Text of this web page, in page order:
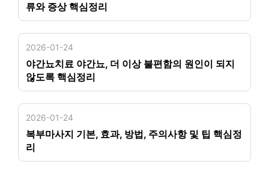
류와 증상 핵심정리
2026-01-24
야간뇨치료 야간뇨, 더 이상 불편함의 원인이 되지
않도록 핵심정리
2026-01-24
복부마사지 기본, 효과, 방법, 주의사항 및 팁 핵심정
리